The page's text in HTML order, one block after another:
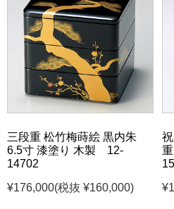
三段重 松竹梅蒔絵 黒内朱
6.5寸 漆塗り 木製 12-
14702
¥176,000(税抜 ¥160,000)